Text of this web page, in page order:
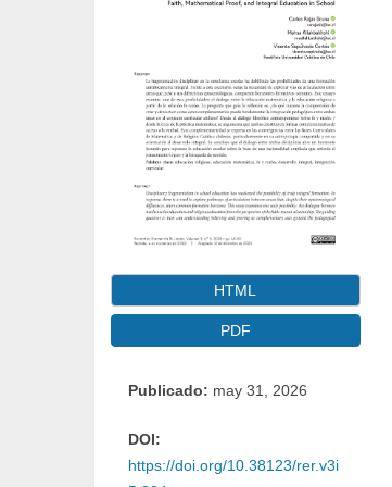
lateral
del
artículo
HTML
PDF
Publicado: may 31, 2026
DOI:
https://doi.org/10.38123/rer.v3i